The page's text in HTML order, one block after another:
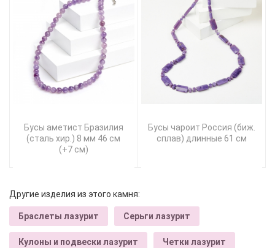
Бусы аметист Бразилия
(сталь хир.) 8 мм 46 см
(+7 см)
Бусы чароит Россия (биж.
сплав) длинные 61 см
Другие изделия из этого камня:
Браслеты лазурит Серьги лазурит
Кулоны и подвески лазурит Четки лазурит